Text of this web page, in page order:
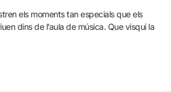
els moments tan especials que els
dins de l’aula de música. Que visqui la